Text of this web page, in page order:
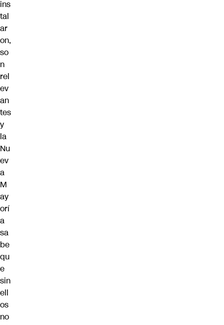
ins
tal
ar
on,
so
n
rel
ev
an
tes
y
la
Nu
ev
a
M
ay
orí
a
sa
be
qu
e
sin
ell
os
no